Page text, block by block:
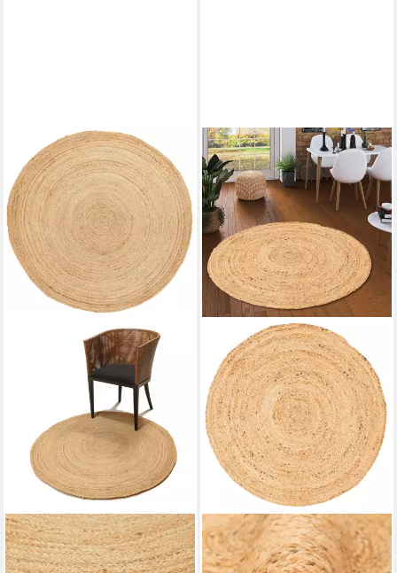
CARPET AVENUE
Teppich Birke - Jute 120x120
120 x 120 cm x 5 mm B/L/H
PERGAMON
Sisalteppich Naturfaser
Handgefertigt Jute Teppich